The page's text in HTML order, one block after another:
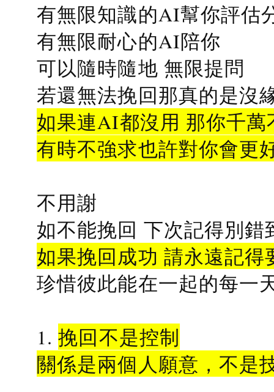
有無限知識的AI幫你評估
有無限耐心的AI陪你
可以隨時隨地 無限提問
若還無法挽回那真的是沒
如果連AI都沒用 那你千
有時不強求也許對你會更
不用謝
如不能挽回 下次記得別錯
如果挽回成功 請永遠記得
珍惜彼此能在一起的每一
1.挽回不是控制
關係是兩個人願意，不是